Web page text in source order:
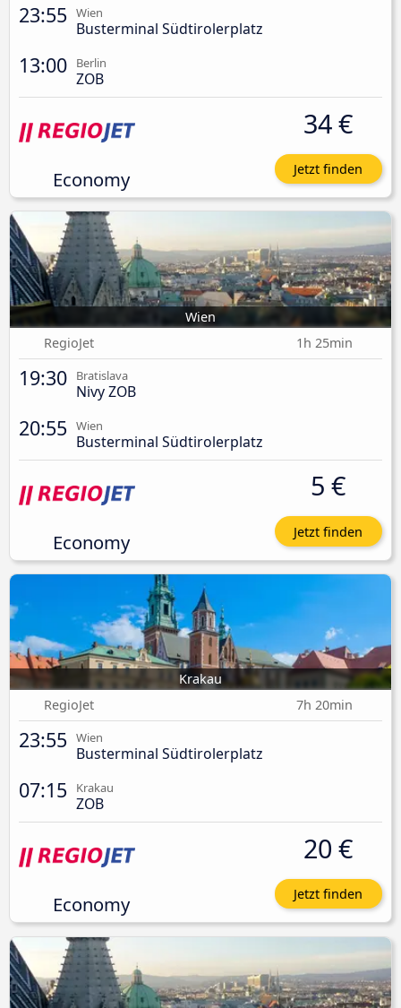
23:55 Wien
Busterminal Südtirolerplatz
13:00 Berlin
ZOB
Economy
34 €
Jetzt finden
Wien
RegioJet
1h 25min
19:30 Bratislava
Nivy ZOB
20:55 Wien
Busterminal Südtirolerplatz
Economy
5 €
Jetzt finden
Krakau
RegioJet
7h 20min
23:55 Wien
Busterminal Südtirolerplatz
07:15 Krakau
ZOB
Economy
20 €
Jetzt finden